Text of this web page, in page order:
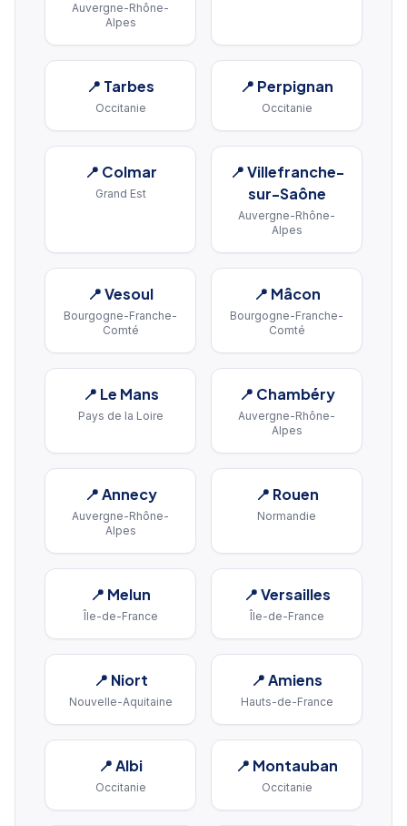
Auvergne-Rhône-
Alpes
📍 Tarbes
Occitanie
📍 Perpignan
Occitanie
📍 Colmar
Grand Est
📍Villefranche-
sur-Saône
Auvergne-Rhône-
Alpes
📍Vesoul
Bourgogne-Franche-
Comté
📍 Mâcon
Bourgogne-Franche-
Comté
📍 Le Mans
Pays de la Loire
📍 Chambéry
Auvergne-Rhône-
Alpes
📍Annecy
Auvergne-Rhône-
Alpes
📍 Rouen
Normandie
📍 Melun
Île-de-France
📍Versailles
Île-de-France
📍 Niort
Nouvelle-Aquitaine
📍Amiens
Hauts-de-France
📍Albi
Occitanie
📍 Montauban
Occitanie